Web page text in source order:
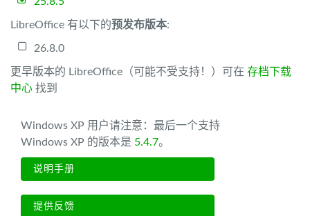
LibreOffice 有以下的预发布版本:
26.8.0
更早版本的 LibreOffice（可能不受支持！）可在 存档下载
中心 找到
Windows XP 用户请注意：最后一个支持
Windows XP 的版本是 5.4.7。
说明手册
提供反馈